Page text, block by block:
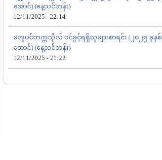
အောင်) (နေ့သင်တန်း)
12/11/2025 - 22:14
မအူပင်တက္ကသိုလ် ဝင်ခွင့်ရရှိသူများစာရင်း (၂၀၂၅ ခုနှစ်
အောင်) (နေ့သင်တန်း)
12/11/2025 - 21:22